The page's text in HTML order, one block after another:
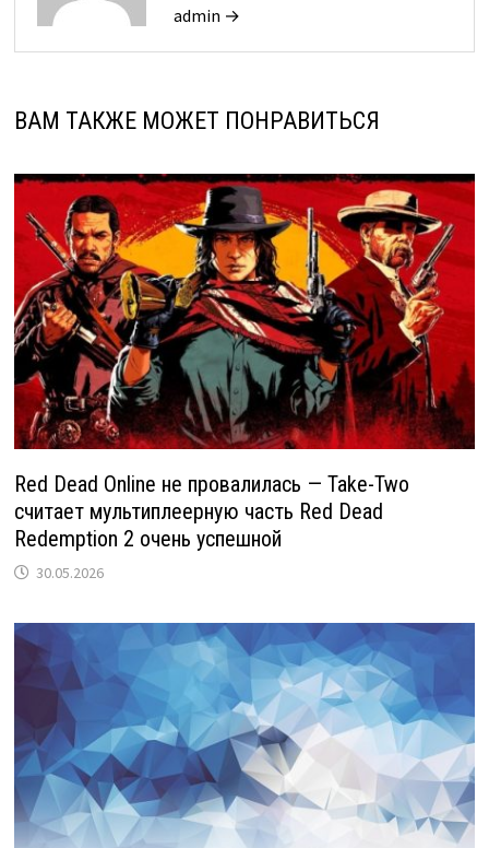
admin →
ВАМ ТАКЖЕ МОЖЕТ ПОНРАВИТЬСЯ
Red Dead Online не провалилась — Take-Two
считает мультиплеерную часть Red Dead
Redemption 2 очень успешной
30.05.2026